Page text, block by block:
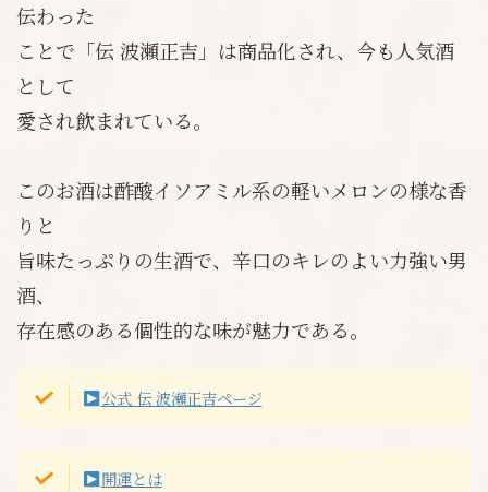
伝わった
ことで「伝 波瀬正吉」は商品化され、今も人気酒
として
愛され飲まれている。
このお酒は酢酸イソアミル系の軽いメロンの様な香
りと
旨味たっぷりの生酒で、辛口のキレのよい力強い男
酒、
存在感のある個性的な味が魅力である。
公式 伝 波瀬正吉ページ
開運とは